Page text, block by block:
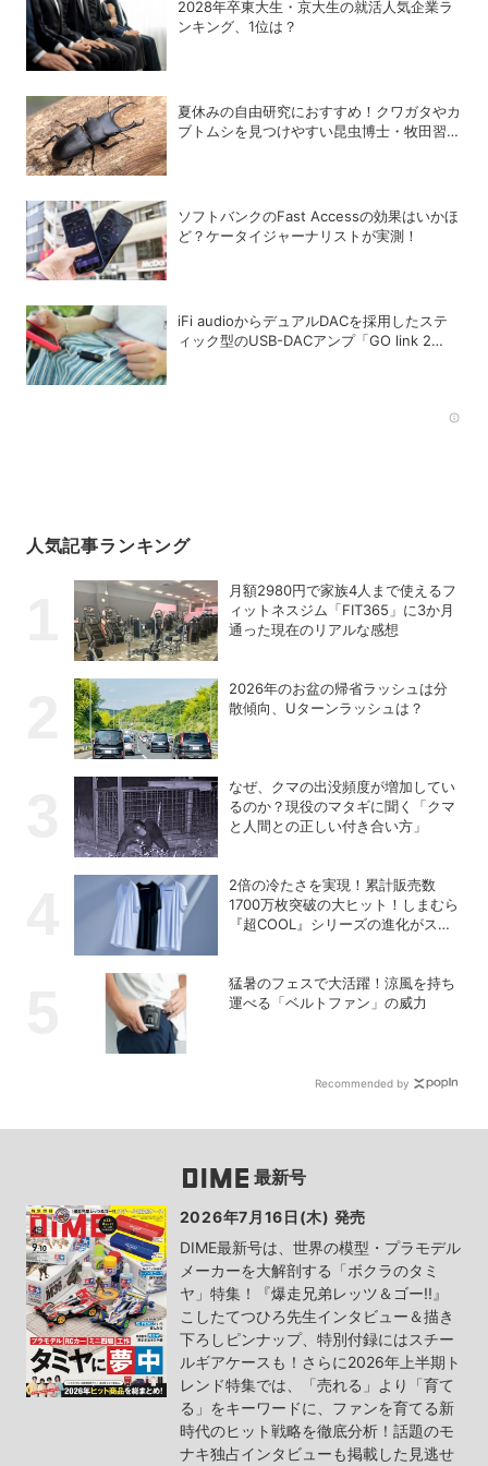
2028年卒東大生・京大生の就活人気企業ラ
ンキング、1位は？
夏休みの自由研究におすすめ！クワガタやカ
ブトムシを見つけやすい昆虫博士・牧田習さ
ソフトバンクのFast Accessの効果はいかほ
ど？ケータイジャーナリストが実測！
iFi audioからデュアルDACを採用したステ
ィック型のUSB-DACアンプ「GO link 2
人気記事ランキング
月額2980円で家族4人まで使えるフ
ィットネスジム「FIT365」に3か月
通った現在のリアルな感想
2026年のお盆の帰省ラッシュは分
散傾向、Uターンラッシュは？
なぜ、クマの出没頻度が増加してい
るのか？現役のマタギに聞く「クマ
と人間との正しい付き合い方」
2倍の冷たさを実現！累計販売数
1700万枚突破の大ヒット！しまむら
『超COOL』シリーズの進化がスゴ
猛暑のフェスで大活躍！涼風を持ち
運べる「ベルトファン」の威力
Recommended by
最新号
2026年7月16日(木) 発売
DIME最新号は、世界の模型・プラモデル
メーカーを大解剖する「ボクラのタミ
ヤ」特集！『爆走兄弟レッツ＆ゴー!!』
こしたてつひろ先生インタビュー＆描き
下ろしピンナップ、特別付録にはスチー
ルギアケースも！さらに2026年上半期ト
レンド特集では、「売れる」より「育て
る」をキーワードに、ファンを育てる新
時代のヒット戦略を徹底分析！話題のモ
ナキ独占インタビューも掲載した見逃せ